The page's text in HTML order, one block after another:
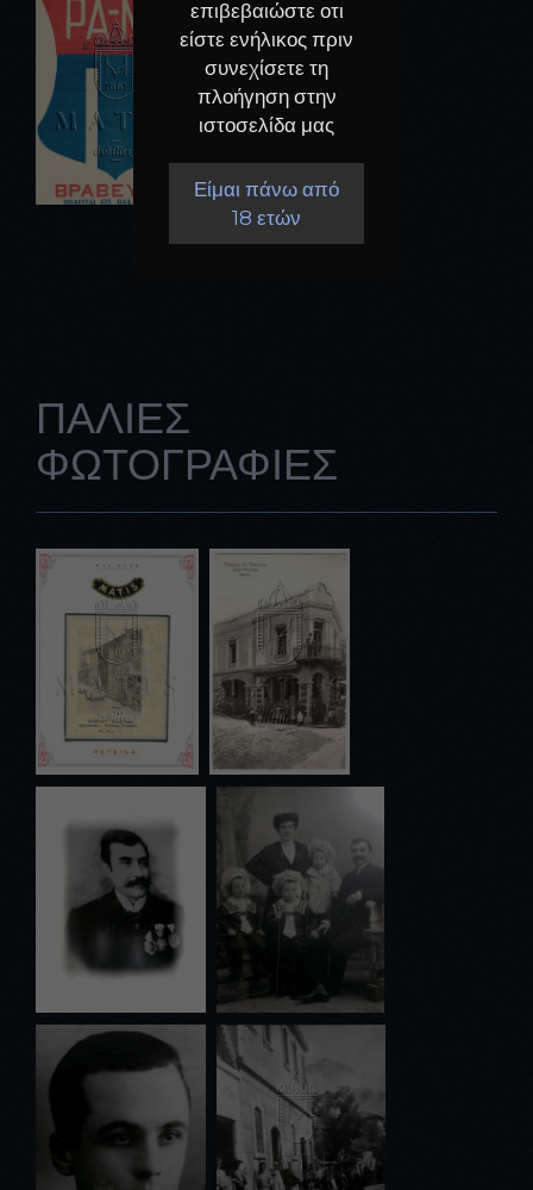
επιβεβαιώστε οτι
είστε ενήλικος πριν
συνεχίσετε τη
πλοήγηση στην
ιστοσελίδα μας
Είμαι πάνω από
18 ετών
ΠΑΛΙΕΣ
ΦΩΤΟΓΡΑΦΙΕΣ